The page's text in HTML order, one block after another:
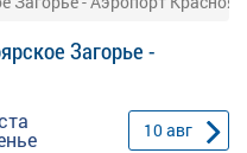
Загорье -
10авг